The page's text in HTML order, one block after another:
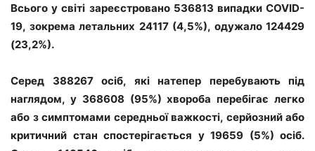
Всього у світі зареєстровано 536813 випадки COVID-
19, зокрема летальних 24117 (4,5%), одужало 124429
(23,2%).
Серед 388267 осіб, які натепер перебувають під
наглядом, у 368608 (95%) хвороба перебігає легко
або з симптомами середньої важкості, серйозний або
критичний стан спостерігається у 19659 (5%) осіб.